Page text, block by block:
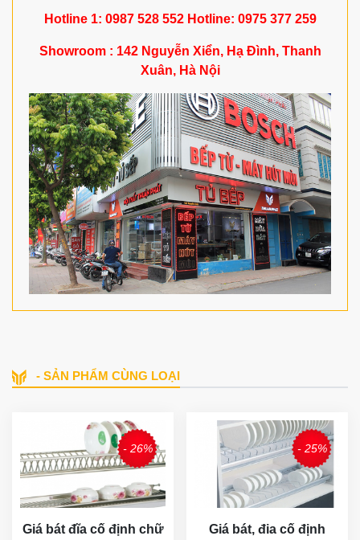
Hotline 1: 0987 528 552 Hotline: 0975 377 259
Showroom : 142 Nguyễn Xiển, Hạ Đình, Thanh
Xuân, Hà Nội
- SẢN PHẨM CÙNG LOẠI
- 26%
Giá bát đĩa cố định chữ
- 25%
Giá bát, đia cố định